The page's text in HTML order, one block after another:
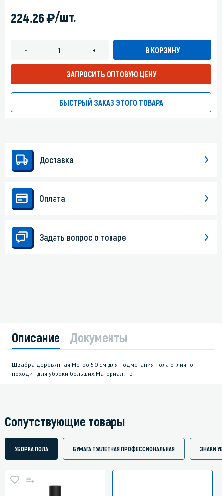
224.26)/шт.
- + В КОРЗИНУ
ЗАПРОСИТЬ ОПТОВУЮ ЦЕНУ
БЫСТРЫЙ ЗАКАЗ ЭТОГО ТОВАРА
Доставка
Оплата
Задать вопрос о товаре
Описание Документы
Швабра деревянная Метро 50 см для подметания пола отлично
походит для уборки больших.Материал: пэт
Сопутствующие товары
УБОРКА ПОЛА БУМАГА ТУАЛЕТНАЯ ПРОФЕССИОНАЛЬНАЯ ЗНАКИ